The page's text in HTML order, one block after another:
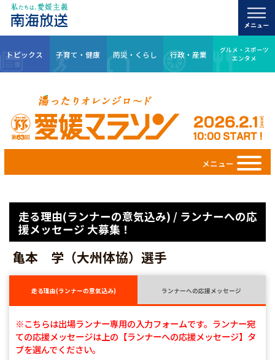
トピックス 子育て・健康 防災・くらし 行政・産業
グルメ・スポーツ
エンタメ
メニュー
走る理由(ランナーの意気込み) / ランナーへの応
援メッセージ 大募集！
亀本 学（大州体協）選手
走る理由(ランナーの意気込み) ランナーへの応援メッセージ
※こちらは出場ランナー専用の入力フォームです。ランナー宛
ての応援メッセージは上の【ランナーへの応援メッセージ】タ
ブを選んでください。